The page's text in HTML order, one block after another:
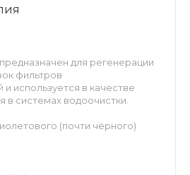
для регенерации
фильтров
используется в качестве
в системах водоочистки.
(почти чёрного)